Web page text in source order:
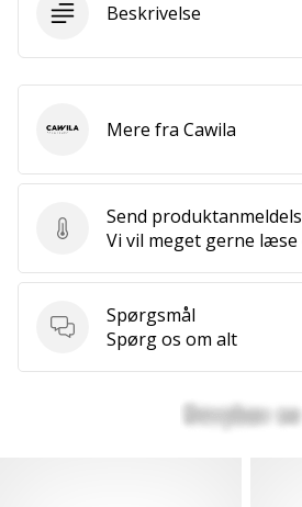
Beskrivelse
Send produktanmeldelse
Send
Vi vil meget gerne
Spørgsmål
Spørgsmål
Spørg os om alt
CawilaMere fra Cawila